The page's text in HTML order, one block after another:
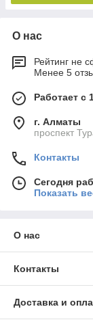
О нас
Рейтинг не
Менее 5
Работает с
г. Алматы
проспект
Контакты
Сегодня
Показать
О нас
Контакты
Доставка и